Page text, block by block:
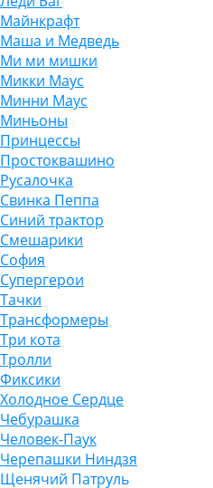
Майнкрафт
Маша и Медведь
Ми ми мишки
Микки Маус
Минни Маус
Миньоны
Принцессы
Простоквашино
Русалочка
Свинка Пеппа
Синий трактор
Смешарики
София
Супергерои
Тачки
Трансформеры
Три кота
Тролли
Фиксики
Холодное Сердце
Чебурашка
Человек-Паук
Черепашки Ниндзя
Щенячий Патруль